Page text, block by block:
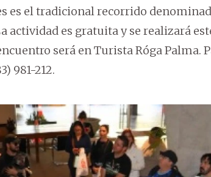
es el tradicional recorrido
actividad es gratuita y se realizará
será en Turista Róga Palma.
981-212.